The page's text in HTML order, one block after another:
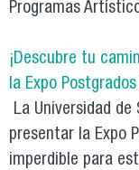
Programas
¡Descubre tu
la Expo Postgrados
La Universidad
presentar la Expo
imperdible para